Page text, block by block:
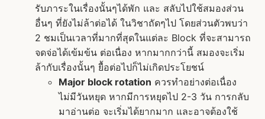
รับภาระในเรื่องนั้นๆได้พัก และ สลับไปใช้สมองส่วน
อื่นๆ ที่ยังไม่ล้าต่อได้ ในวิชาถัดๆไป โดยส่วนตัวพบว่า
2 ชมเป็นเวลาที่มากที่สุดในแต่ละ Block ที่จะสามารถ
จดจ่อได้เข้มข้น ต่อเนื่อง หากมากกว่านี้ สมองจะเริ่ม
ล้ากับเรื่องนั้นๆ ยื้อต่อไปก็ไม่เกิดประโยชน์
Major block rotation ควรทำอย่างต่อเนื่อง
ไม่มีวันหยุด หากมีการหยุดไป 2-3 วัน การกลับ
มาอ่านต่อ จะเริ่มได้ยากมาก และอาจต้องใช้